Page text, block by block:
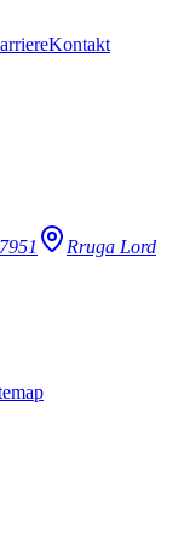
Kontakt
Rruga Lord